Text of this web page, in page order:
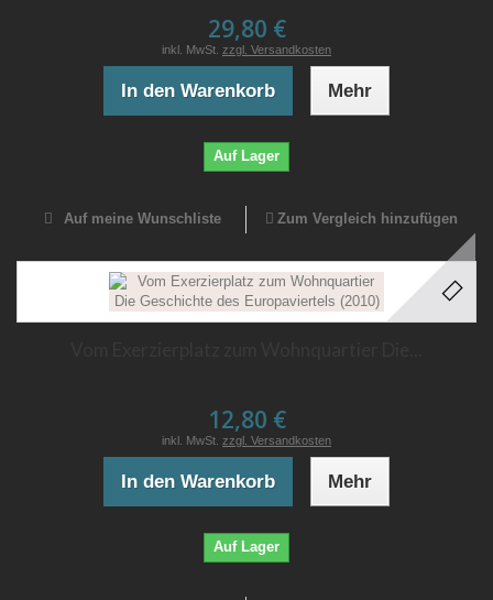
29,80 €
inkl. MwSt. zzgl. Versandkosten
In den Warenkorb Mehr
Auf Lager
Auf meine Wunschliste Zum Vergleich hinzufügen
12,80 €
inkl. MwSt. zzgl. Versandkosten
In den Warenkorb Mehr
Auf Lager